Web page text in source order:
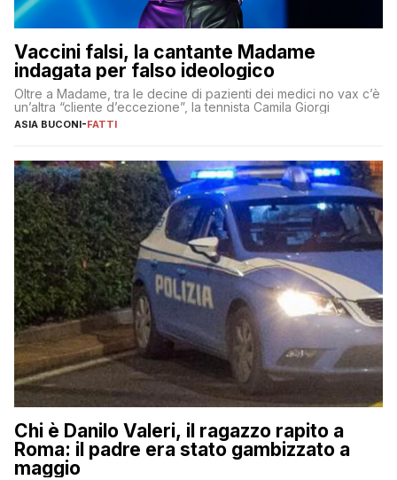
Vaccini falsi, la cantante Madame
indagata per falso ideologico
Oltre a Madame, tra le decine di pazienti dei medici no vax c’è
un’altra “cliente d’eccezione”, la tennista Camila Giorgi
ASIA BUCONI-FATTI
Chi è Danilo Valeri, il ragazzo rapito a
Roma: il padre era stato gambizzato a
maggio